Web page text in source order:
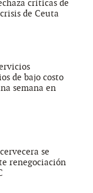
críticas de
de Ceuta
de bajo costo
semana en
se
renegociación